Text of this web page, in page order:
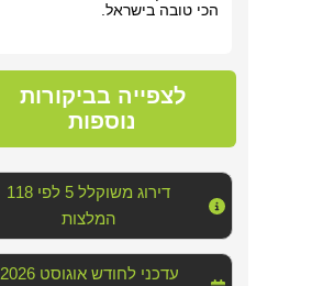
הכי טובה בישראל.
לצפייה בביקורות
נוספות
דירוג משוקלל 5 לפי 118
המלצות
2026 עדכני לחודש אוגוסט